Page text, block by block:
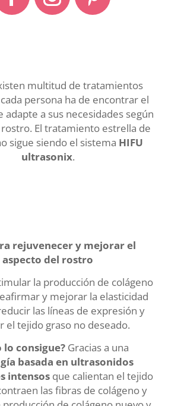
multitud de tratamientos
persona ha de encontrar el
adapte a sus necesidades según
El tratamiento estrella de
sigue siendo el sistema HIFU
ultrasonix.
rejuvenecer y mejorar el
aspecto del rostro
la producción de colágeno
y mejorar la elasticidad
las líneas de expresión y
el tejido graso no deseado.
lo consigue?Gracias a una
basada en ultrasonidos
intensos que calientan el tejido
las fibras de colágeno y